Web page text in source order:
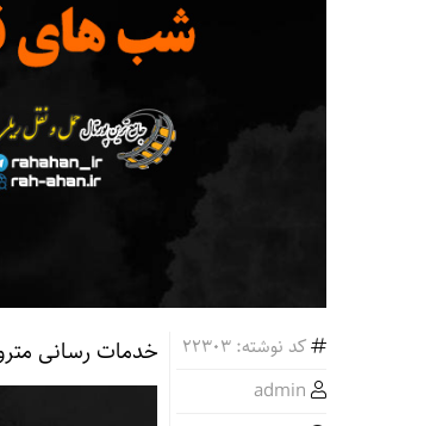
کد نوشته: 22303
admin
خدمات رسانی